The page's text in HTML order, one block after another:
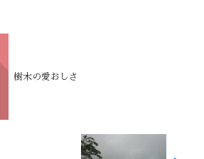
樹木の愛おしさ